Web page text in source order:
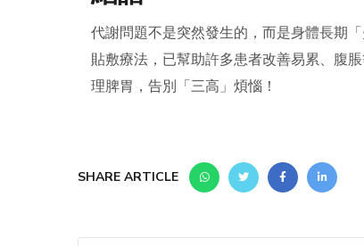
代謝問題不是突然發生的，而是身體長期
貼敷療法，已幫助許多患者改善易累、腹
理脾胃，告別「三高」煩惱！
SHARE ARTICLE